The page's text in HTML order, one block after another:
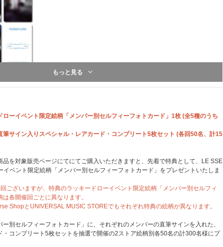
アルナンバー
り次第予告なく配布終了になります。
は「応募抽選用シリアルナンバー」を4つ、6形態セットの場合は6つ、10形態セ
げます。
では商品と同梱して「応募抽選用シリアルナンバーチラシ」をお送りいた
催決定（2026/4/24追記）
細決定 （2026/6/1追記）
music.co.jp/lesserafim/news/2026-06-01/
よりご確認ください。
Album ‘PUREFLOW’ pt.1 シリアルナンバー特典「オフライン特典会」 概
程
もっと見る
ーイベント限定絵柄「メンバー別セルフィーフォトカード」1枚 (全5種のうち
サイン入りスペシャル・レアカード・コンプリート5枚セット (各回50名、計15
品を対象販売ページにてにてご購入いただきますと、先着で特典として、LE SSE
イベント限定絵柄「メンバー別セルフィーフォトカード」をプレゼントいたしま
ございますが、特典のラッキードローイベント限定絵柄「メンバー別セルフィ
各開催回ごとに異なります。
ShopとUNIVERSAL MUSIC STOREでもそれぞれ特典の絵柄が異なります。
ー別セルフィーフォトカード」に、それぞれのメンバーの直筆サインを入れた、
・コンプリート5枚セットを抽選で開催の2ストア絵柄別各50名の計300名様にプ